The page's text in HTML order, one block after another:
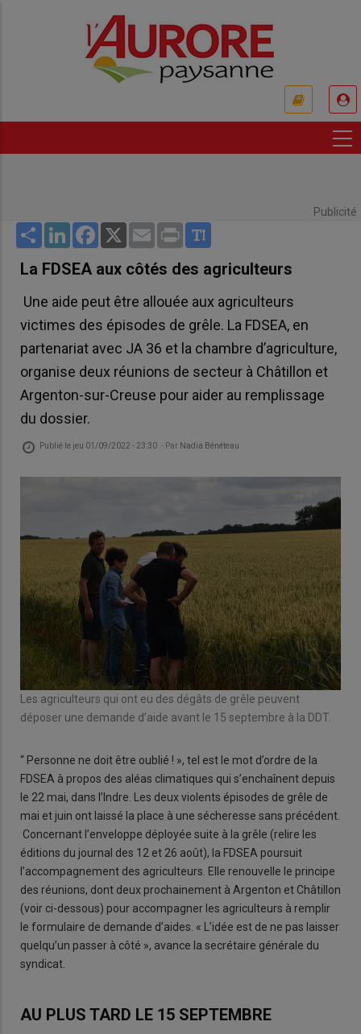
Publicité
Share LinkedInFacebook
X Email Print
La FDSEA aux côtés des agriculteurs
Une aide peut être allouée aux agriculteurs
victimes des épisodes de grêle. La FDSEA, en
partenariat avec JA 36 et la chambre d’agriculture,
organise deux réunions de secteur à Châtillon et
Argenton-sur-Creuse pour aider au remplissage
du dossier.
Publié le jeu 01/09/2022 - 23:30 - Par Nadia Bénéteau
Les agriculteurs qui ont eu des dégâts de grêle peuvent
déposer une demande d’aide avant le 15 septembre à la DDT.
“ Personne ne doit être oublié ! », tel est le mot d’ordre de la
FDSEA à propos des aléas climatiques qui s’enchaînent depuis
le 22 mai, dans l’Indre. Les deux violents épisodes de grêle de
mai et juin ont laissé la place à une sécheresse sans précédent.
Concernant l’enveloppe déployée suite à la grêle (relire les
éditions du journal des 12 et 26 août), la FDSEA poursuit
l’accompagnement des agriculteurs. Elle renouvelle le principe
des réunions, dont deux prochainement à Argenton et Châtillon
(voir ci-dessous) pour accompagner les agriculteurs à remplir
le formulaire de demande d’aides. « L’idée est de ne pas laisser
quelqu’un passer à côté », avance la secrétaire générale du
syndicat.
AU PLUS TARD LE 15 SEPTEMBRE